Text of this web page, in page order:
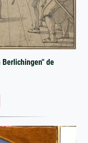
Berlichingen" de